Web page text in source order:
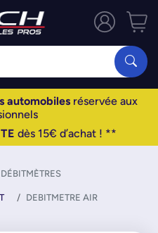
automobiles réservée aux
dès 15€ d’achat ! **
DEBITMETRE AIR